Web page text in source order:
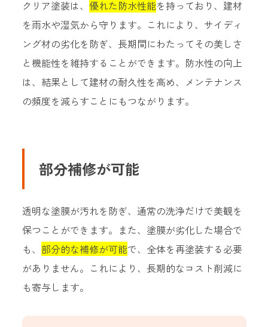
クリア塗装は、 優れた防水性能を持っており、建材
を雨水や湿気から守ります。これにより、サイディ
ング材の劣化を防ぎ、長期間にわたってその美しさ
と機能性を維持することができます。防水性の向上
は、結果として建材の耐久性を高め、メンテナンス
の頻度を減らすことにもつながります。
部分補修が可能
透明な塗膜が汚れを防ぎ、通常の洗浄だけで美観を
保つことができます。また、塗膜が劣化した場合で
も、 部分的な補修が可能で、全体を再塗装する必要
がありません。これにより、長期的なコスト削減に
も寄与します。